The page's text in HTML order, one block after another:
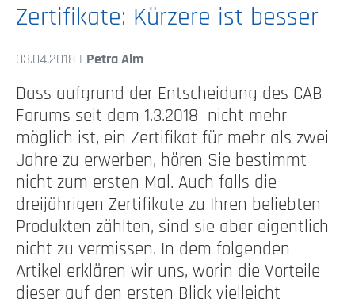
Zertifikate: Kürzere ist besser
03.04.2018 | Petra Alm
Dass aufgrund der Entscheidung des CAB
Forums seit dem 1.3.2018 nicht mehr
möglich ist, ein Zertifikat für mehr als zwei
Jahre zu erwerben, hören Sie bestimmt
nicht zum ersten Mal. Auch falls die
dreijährigen Zertifikate zu Ihren beliebten
Produkten zählten, sind sie aber eigentlich
nicht zu vermissen. In dem folgenden
Artikel erklären wir uns, worin die Vorteile
dieser auf den ersten Blick vielleicht